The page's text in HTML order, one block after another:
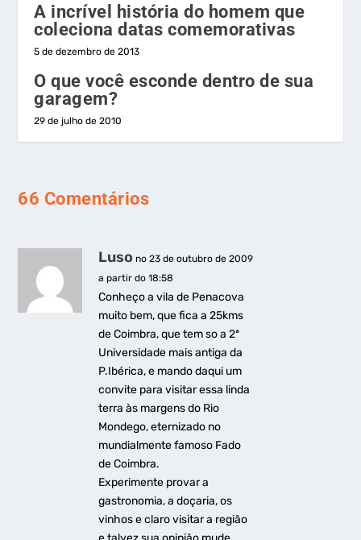
A incrível história do homem que
coleciona datas comemorativas
5 de dezembro de 2013
O que você esconde dentro de sua
garagem?
29 de julho de 2010
66 Comentários
Luso no 23 de outubro de 2009
a partir do 18:58
Conheço a vila de Penacova
muito bem, que fica a 25kms
de Coimbra, que tem so a 2ª
Universidade mais antiga da
P.Ibérica, e mando daqui um
convite para visitar essa linda
terra às margens do Rio
Mondego, eternizado no
mundialmente famoso Fado
de Coimbra.
Experimente provar a
gastronomia, a doçaria, os
vinhos e claro visitar a região